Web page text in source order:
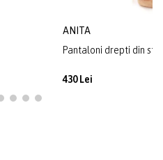
ANITA
Pantaloni drepti din
430 Lei